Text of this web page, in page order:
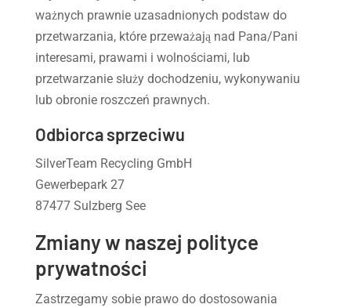
ważnych prawnie uzasadnionych podstaw do
przetwarzania, które przeważają nad Pana/Pani
interesami, prawami i wolnościami, lub
przetwarzanie służy dochodzeniu, wykonywaniu
lub obronie roszczeń prawnych.
Odbiorca sprzeciwu
SilverTeam Recycling GmbH
Gewerbepark 27
87477 Sulzberg See
Zmiany w naszej polityce
prywatności
Zastrzegamy sobie prawo do dostosowania